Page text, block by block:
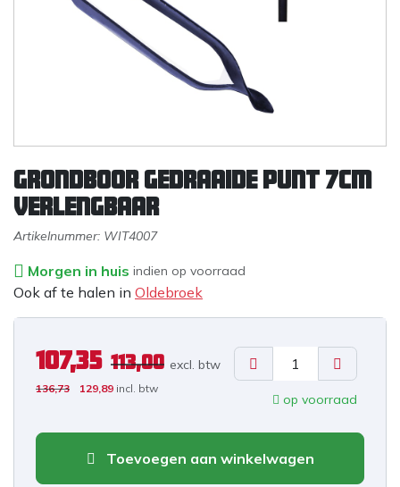
Grondboor gedraaide punt 7cm
verlengbaar
Artikelnummer: WIT4007
Morgen in huis indien op voorraad
Ook af te halen in Oldebroek
107,35 113,00 excl. btw
136,73 129,89 incl. btw
op voorraad
Toevoegen aan winkelwagen